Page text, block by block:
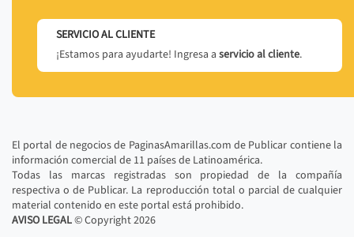
SERVICIO AL CLIENTE
¡Estamos para ayudarte! Ingresa a servicio al cliente.
El portal de negocios de PaginasAmarillas.com de Publicar contiene la
información comercial de 11 países de Latinoamérica.
Todas las marcas registradas son propiedad de la compañía
respectiva o de Publicar. La reproducción total o parcial de cualquier
material contenido en este portal está prohibido.
AVISO LEGAL© Copyright2026